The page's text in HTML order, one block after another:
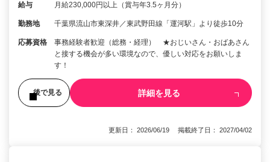
給与 月給230,000円以上（賞与年3.5ヶ月分）
勤務地 千葉県流山市東深井／東武野田線「運河駅」より徒歩10分
応募資格
事務経験者歓迎（総務・経理） ★おじいさん・おばあさん
と接する機会が多い環境なので、優しい対応をお願いしま
す！
後で見る 詳細を見る
更新日： 2026/06/19 掲載終了日： 2027/04/02